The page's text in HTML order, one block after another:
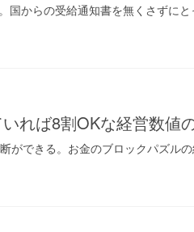
からの受給通知書を無くさずにと
れば8割OKな経営数値
ができる。お金のブロックパズル